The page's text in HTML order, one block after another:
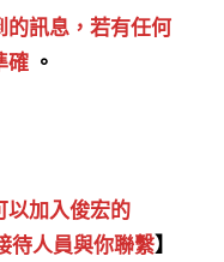
訊息，若有任何
確 。
以加入俊宏的
待人員與你聯繫】